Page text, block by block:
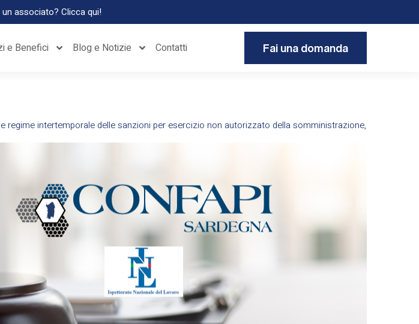
associato? Clicca qui!
e Benefici Blog e Notizie Contatti Fai una domanda
regime intertemporale delle sanzioni per esercizio non autorizzato della somministrazione,